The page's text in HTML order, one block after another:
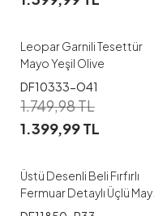
48 50
Leopar Garnili Tesettür
Mayo Yeşil Olive
DF10333-O41
1.749,98TL
1.399,99TL
38 40
Üstü Desenli Beli Fırfırlı
Fermuar Detaylı Üçlü Mayo
Takım Lacivert